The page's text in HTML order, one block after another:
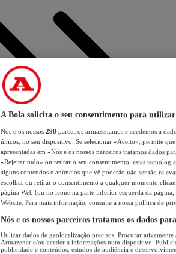
A Bola solicita o seu consentimento para utilizar
Nós e os nossos 298 parceiros armazenamos e acedemos a
únicos, no seu dispositivo. Se selecionar «Aceito», permite
apresentadas em «Nós e os nossos parceiros tratamos dados
«Rejeitar tudo» ou retirar o seu consentimento, estas
alguns conteúdos e anúncios que vê poderão não ser tão
escolhas ou retirar o consentimento a qualquer momento
página Web (ou no ícone na parte inferior esquerda da página,
Website. Para mais informação, consulte a nossa política de
Nós e os nossos parceiros tratamos os dados
Utilizar dados de geolocalização precisos. Procurar
Armazenar e/ou aceder a informações num dispositivo.
publicidade e conteúdos, estudos de audiência e